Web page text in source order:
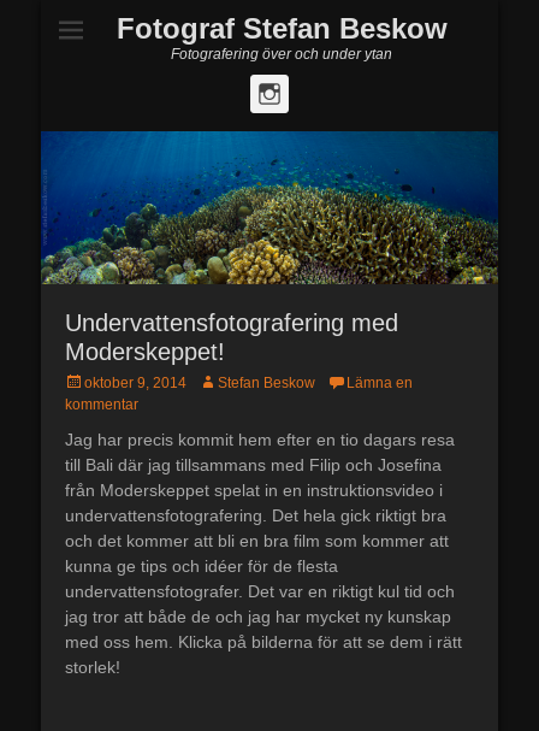
Fotograf Stefan Beskow
Fotografering över och under ytan
Undervattensfotografering med
Moderskeppet!
Postades
den
oktober 9, 2014 Författare
Stefan Beskow
Lämna en
kommentar
Jag har precis kommit hem efter en tio dagars resa
till Bali där jag tillsammans med Filip och Josefina
från Moderskeppet spelat in en instruktionsvideo i
undervattensfotografering. Det hela gick riktigt bra
och det kommer att bli en bra film som kommer att
kunna ge tips och idéer för de flesta
undervattensfotografer. Det var en riktigt kul tid och
jag tror att både de och jag har mycket ny kunskap
med oss hem. Klicka på bilderna för att se dem i rätt
storlek!